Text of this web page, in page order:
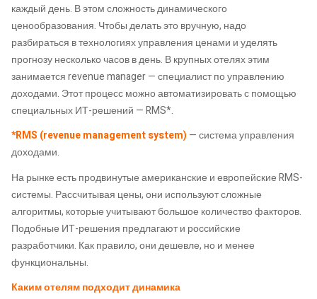
каждый день. В этом сложность динамического
ценообразования. Чтобы делать это вручную, надо
разбираться в технологиях управления ценами и уделять
прогнозу несколько часов в день. В крупных отелях этим
занимается revenue manager — специалист по управлению
доходами. Этот процесс можно автоматизировать с помощью
специальных ИТ-решений — RMS*.
*RMS (revenue management system) — система управления
доходами.
На рынке есть продвинутые американские и европейские RMS-
системы. Рассчитывая цены, они используют сложные
алгоритмы, которые учитывают большое количество факторов.
Подобные ИТ-решения предлагают и российские
разработчики. Как правило, они дешевле, но и менее
функциональны.
Каким отелям подходит динамика